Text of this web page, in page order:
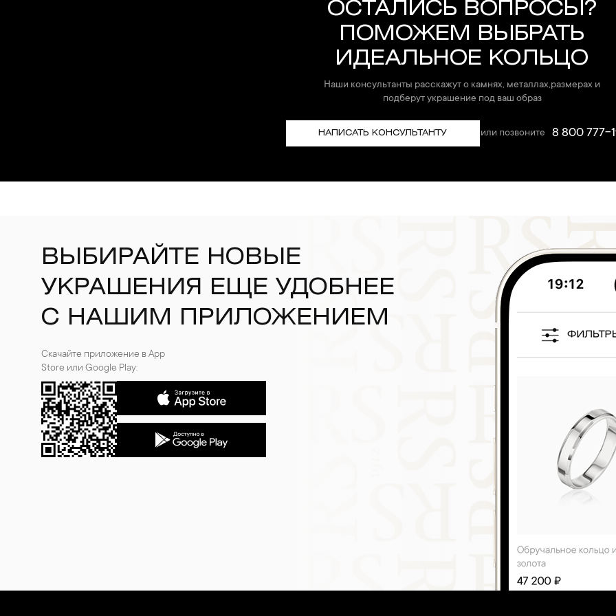
ОСТАЛИСЬ ВОПРОСЫ?
ПОМОЖЕМ ВЫБРАТЬ
ИДЕАЛЬНОЕ КОЛЬЦО
Наши консультанты расскажут о камнях, металлах,размерах и
подберут украшение под ваш образ
НАПИСАТЬ КОНСУЛЬТАНТУ или позвоните 8 800 777-
ВЫБИРАЙТЕ НОВЫЕ
УКРАШЕНИЯ ЕЩЕ УДОБНЕЕ
С НАШИМ ПРИЛОЖЕНИЕМ
Скачайте приложение в App
Store или Google Play: